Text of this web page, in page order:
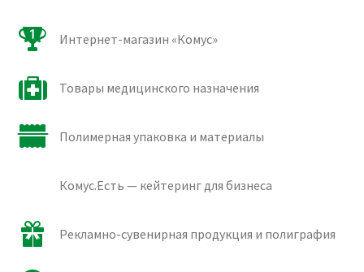
Интернет-магазин «Комус»
Товары медицинского назначения
Полимерная упаковка и материалы
Комус.Есть — кейтеринг для бизнеса
Рекламно-сувенирная продукция и полиграфия